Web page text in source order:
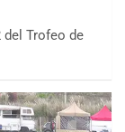
del Trofeo de